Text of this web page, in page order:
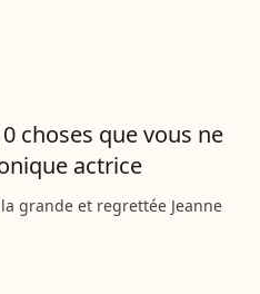
choses que vous ne
actrice
grande et regrettée Jeanne